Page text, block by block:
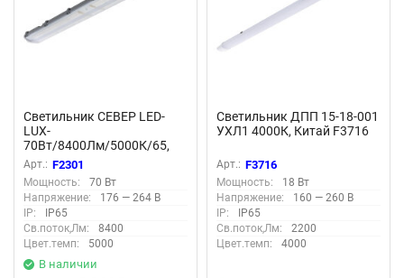
Светильник СЕВЕР LED-
LUX-
70Вт/8400Лм/5000К/65,
прозр F2301
Арт.: F2301
Мощность:
70 Вт
Напряжение:
176 — 264 В
IP:
IP65
Св.поток,Лм:
8400
Цвет.темп:
5000
В наличии
Светильник ДПП 15-18-001
УХЛ1 4000К, Китай F3716
Арт.: F3716
Мощность:
18 Вт
Напряжение:
160 — 260 В
IP:
IP65
Св.поток,Лм:
2200
Цвет.темп:
4000